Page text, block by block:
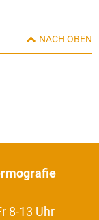
NACH OBEN
8-13 Uhr